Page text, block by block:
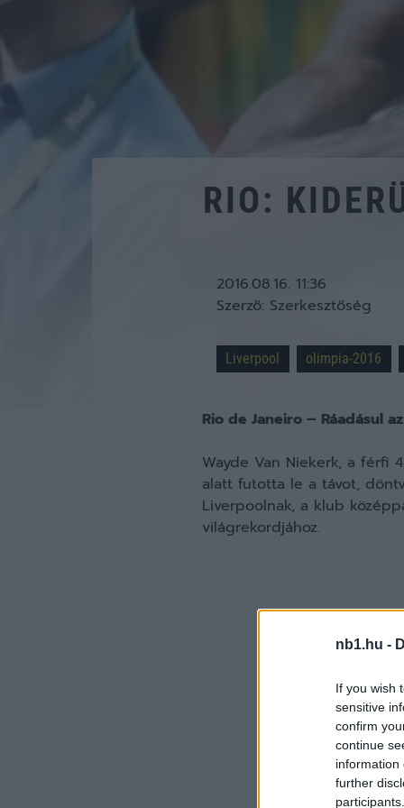
nb1.hu -
If you wish
sensitive
confirm
continue
information
further
RIO:
2016.08.16. 11:36
Szerző: Szerkesztőség
Liverpool olimpia-2016
Rio de Janeiro – Ráadásul
Wayde Van Niekerk, a férfi
alatt futotta le a távot,
Liverpoolnak, a klub
világrekordjához.